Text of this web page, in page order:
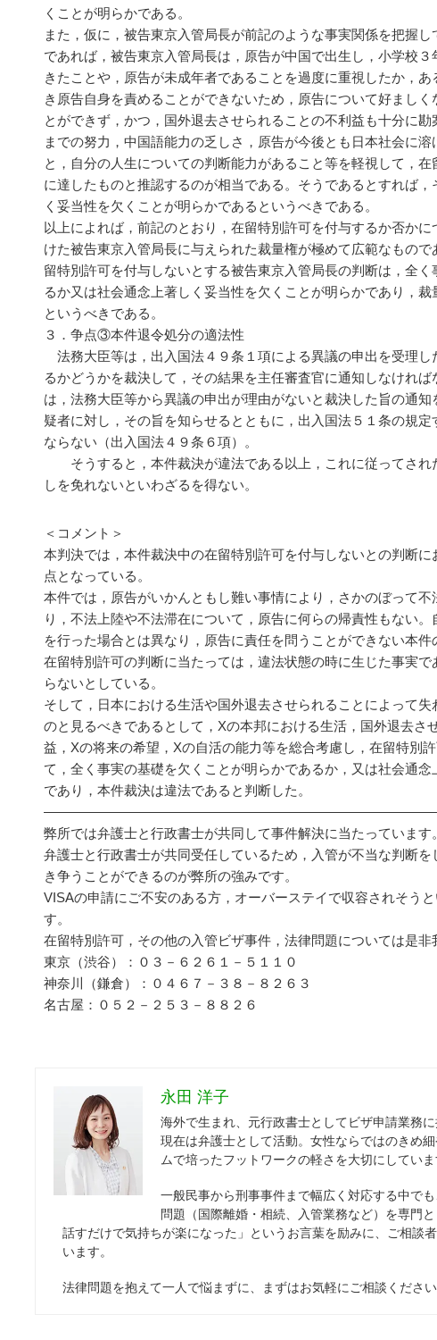
くことが明らかである。
また，仮に，被告東京入管局長が前記のような事実関係を把握
であれば，被告東京入管局長は，原告が中国で出生し，小学校
きたことや，原告が未成年者であることを過度に重視したか，
き原告自身を責めることができないため，原告について好まし
とができず，かつ，国外退去させられることの不利益も十分に
までの努力，中国語能力の乏しさ，原告が今後とも日本社会に
と，自分の人生についての判断能力があること等を軽視して，
に達したものと推認するのが相当である。そうであるとすれば
く妥当性を欠くことが明らかであるというべきである。
以上によれば，前記のとおり，在留特別許可を付与するか否か
けた被告東京入管局長に与えられた裁量権が極めて広範なもの
留特別許可を付与しないとする被告東京入管局長の判断は，全
るか又は社会通念上著しく妥当性を欠くことが明らかであり，
というべきである。
３．争点③本件退令処分の適法性
法務大臣等は，出入国法４９条１項による異議の申出を受理し
るかどうかを裁決して，その結果を主任審査官に通知しなけれ
は，法務大臣等から異議の申出が理由がないと裁決した旨の通
疑者に対し，その旨を知らせるとともに，出入国法５１条の規
ならない（出入国法４９条６項）。
そうすると，本件裁決が違法である以上，これに従ってされ
しを免れないといわざるを得ない。
＜コメント＞
本判決では，本件裁決中の在留特別許可を付与しないとの判断
点となっている。
本件では，原告がいかんともし難い事情により，さかのぼって
り，不法上陸や不法滞在について，原告に何らの帰責性もない
を行った場合とは異なり，原告に責任を問うことができない本件
在留特別許可の判断に当たっては，違法状態の時に生じた事実
らないとしている。
そして，日本における生活や国外退去させられることによって
のと見るべきであるとして，Xの本邦における生活，国外退去さ
益，Xの将来の希望，Xの自活の能力等を総合考慮し，在留特別
て，全く事実の基礎を欠くことが明らかであるか，又は社会通
であり，本件裁決は違法であると判断した。
弊所では弁護士と行政書士が共同して事件解決に当たっています。
弁護士と行政書士が共同受任しているため，入管が不当な判断
き争うことができるのが弊所の強みです。
VISAの申請にご不安のある方，オーバーステイで収容されそう
す。
在留特別許可，その他の入管ビザ事件，法律問題については是非
東京（渋谷）：０３－６２６１－５１１０
神奈川（鎌倉）：０４６７－３８－８２６３
名古屋：０５２－２５３－８８２６
永田 洋子
海外で生まれ、元行政書士としてビザ申請業務
現在は弁護士として活動。女性ならではのきめ
ムで培ったフットワークの軽さを大切にしていま
一般民事から刑事事件まで幅広く対応する中で
問題（国際離婚・相続、入管業務など）を専門
話すだけで気持ちが楽になった」というお言葉を励みに、ご相談
います。
法律問題を抱えて一人で悩まずに、まずはお気軽にご相談ください